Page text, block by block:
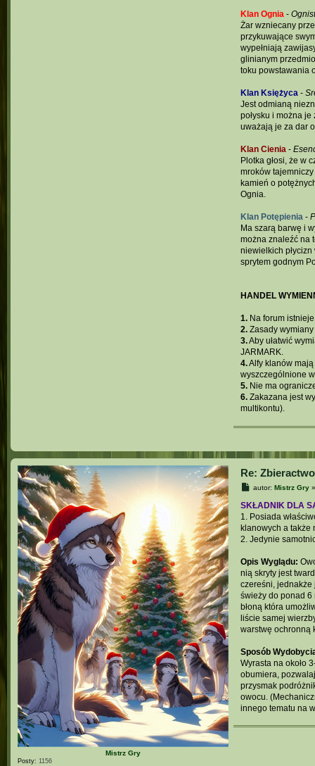
Klan Ognia-
Żar wzniecany
przykuwające
wypełniają
glinianym
toku powstawania
Klan Księżyca-
Jest odmianą
połysku i można
uważają je za dar
Klan Cienia-
Plotka głosi, że w
mroków
kamień o
Ognia.
Klan Potępienia-
Ma szarą barwę i
można znaleźć na
niewielkich
sprytem godnym
HANDEL
1.Na forum
2.Zasady wymiany
3.Aby ułatwić
JARMARK.
4.Alfy klanów
wyszczególnione
5.Nie ma
6.Zakazana jest
multikontu).
Mistrz Gry
Posty: 1156
Re:
P
s
autor:Mistrz Gry
SKŁADNIK DLA
1. Posiada
klanowych a także
2. Jedynie
Opis Wyglądu:
nią skryty jest
czereśni, jednakże
świeży do ponad 6
błoną która
liście samej
warstwę ochronną
Sposób
Wyrasta na około
obumiera,
przysmak
owocu.
innego tematu na